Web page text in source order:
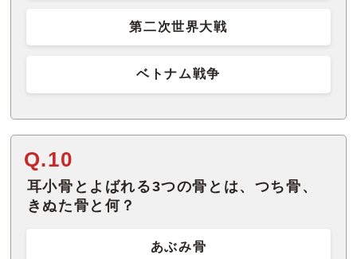
第二次世界大戦
ベトナム戦争
Q.10
耳小骨とよばれる3つの骨とは、つち骨、
きぬた骨と何？
あぶみ骨